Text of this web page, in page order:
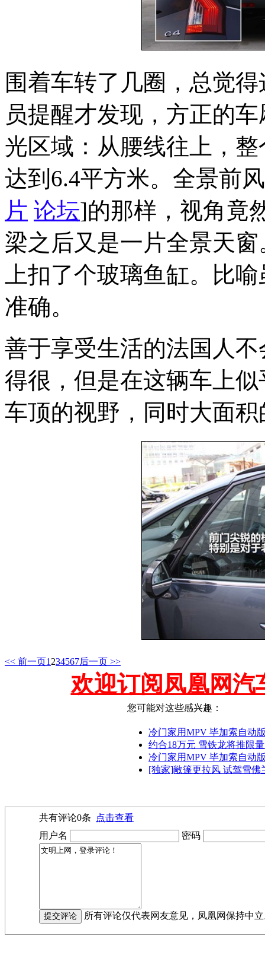
围着车转了几圈，总觉
员提醒才发现，方正的
光区域：从腰线往上，
达到6.4平方米。全景前
片 论坛]的那样，视角竟
梁之后又是一片全景天
上扣了个玻璃鱼缸。比
准确。
善于享受生活的法国人
得很，但是在这辆车上
车顶的视野，同时大面
<< 前一页1 234567后一页 >>
欢迎订阅凤凰网汽
您可能对这些感兴趣：
冷门家用MPV 毕加索自动
约合18万元 雪铁龙将推限
冷门家用MPV 毕加索自动
[独家]敞篷更拉风 试驾雪佛
共有评论0条
点击查看
用户名
密码
所有评论仅代表网友意见，凤凰网保持中